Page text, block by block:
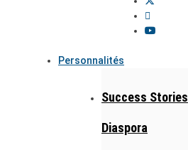
Personnalités
Success Stories
Diaspora